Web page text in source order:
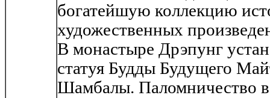
богатейшую коллекцию
художественных
В монастыре Дрэпунг
статуя Будды Будущего
Шамбалы. Паломничество